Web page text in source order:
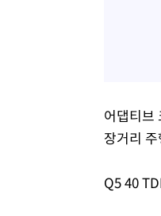
어댑티브
장거리
Q5 40